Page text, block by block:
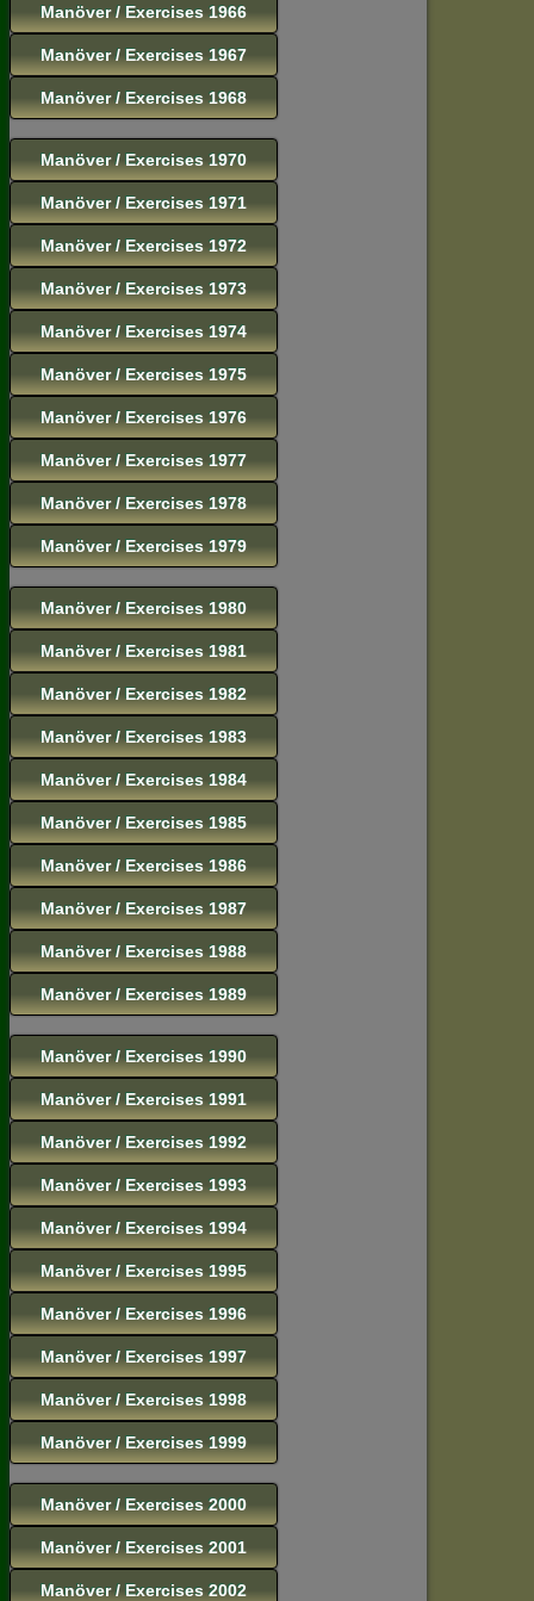
Manöver / Exercises 1966
Manöver / Exercises 1967
Manöver / Exercises 1968
Manöver / Exercises 1970
Manöver / Exercises 1971
Manöver / Exercises 1972
Manöver / Exercises 1973
Manöver / Exercises 1974
Manöver / Exercises 1975
Manöver / Exercises 1976
Manöver / Exercises 1977
Manöver / Exercises 1978
Manöver / Exercises 1979
Manöver / Exercises 1980
Manöver / Exercises 1981
Manöver / Exercises 1982
Manöver / Exercises 1983
Manöver / Exercises 1984
Manöver / Exercises 1985
Manöver / Exercises 1986
Manöver / Exercises 1987
Manöver / Exercises 1988
Manöver / Exercises 1989
Manöver / Exercises 1990
Manöver / Exercises 1991
Manöver / Exercises 1992
Manöver / Exercises 1993
Manöver / Exercises 1994
Manöver / Exercises 1995
Manöver / Exercises 1996
Manöver / Exercises 1997
Manöver / Exercises 1998
Manöver / Exercises 1999
Manöver / Exercises 2000
Manöver / Exercises 2001
Manöver / Exercises 2002